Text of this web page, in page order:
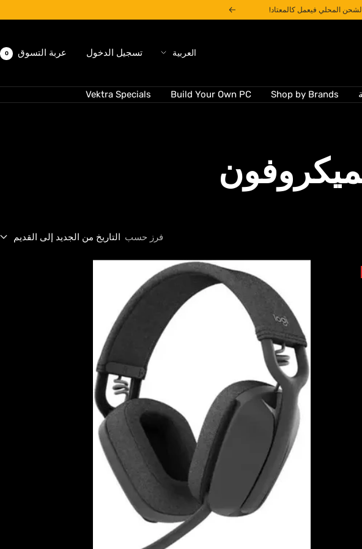
التالي
اللغة
العربية تسجيل الدخول عربة التسوق 0
Shop by Brands
Build Your Own PC
Vektra Specials
فرز حسب التاريخ من الجديد إلى القديم